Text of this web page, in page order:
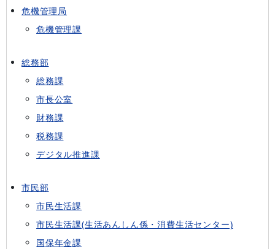
危機管理局
危機管理課
総務部
総務課
市長公室
財務課
税務課
デジタル推進課
市民部
市民生活課
市民生活課(生活あんしん係・消費生活センター)
国保年金課